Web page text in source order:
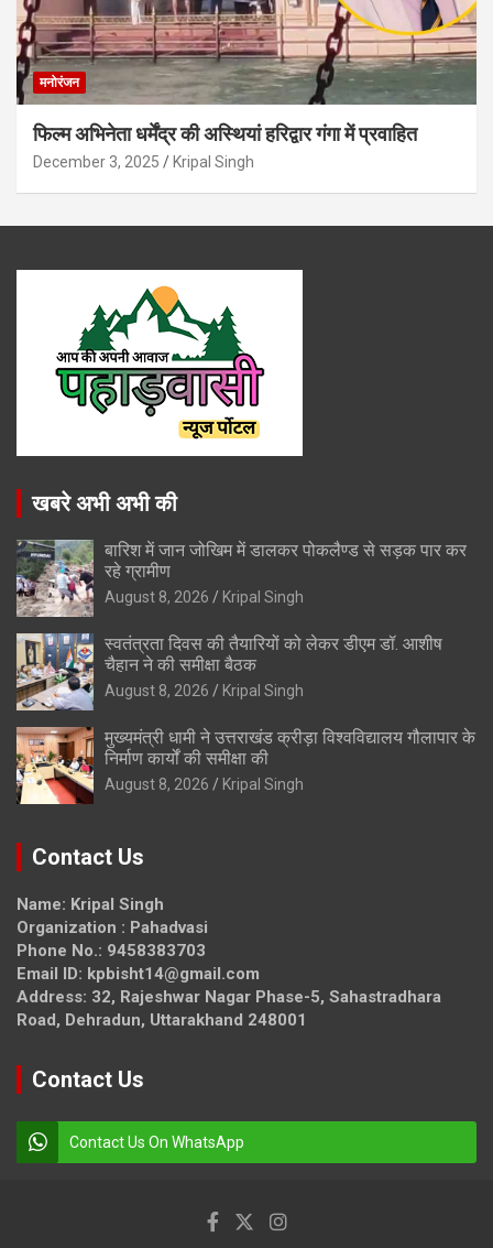
मनोरंजन
फिल्म अभिनेता धर्मेंद्र की अस्थियां हरिद्वार गंगा में प्रवाहित
December 3, 2025 Kripal Singh
खबरे अभी अभी की
बारिश में जान जोखिम में डालकर पोकलैण्ड से सड़क पार कर
रहे ग्रामीण
August 8, 2026 Kripal Singh
स्वतंत्रता दिवस की तैयारियों को लेकर डीएम डॉ. आशीष
चैहान ने की समीक्षा बैठक
August 8, 2026 Kripal Singh
मुख्यमंत्री धामी ने उत्तराखंड क्रीड़ा विश्वविद्यालय गौलापार के
निर्माण कार्यों की समीक्षा की
August 8, 2026 Kripal Singh
Contact Us
Name: Kripal Singh
Organization : Pahadvasi
Phone No.: 9458383703
Email ID: kpbisht14@gmail.com
Address: 32, Rajeshwar Nagar Phase-5, Sahastradhara
Road, Dehradun, Uttarakhand 248001
Contact Us
Contact Us On WhatsApp